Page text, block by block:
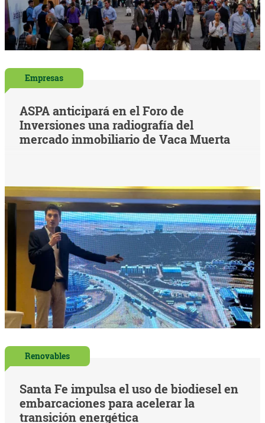
Empresas
ASPA anticipará en el Foro de
Inversiones una radiografía del
mercado inmobiliario de Vaca Muerta
Renovables
Santa Fe impulsa el uso de biodiesel en
embarcaciones para acelerar la
transición energética